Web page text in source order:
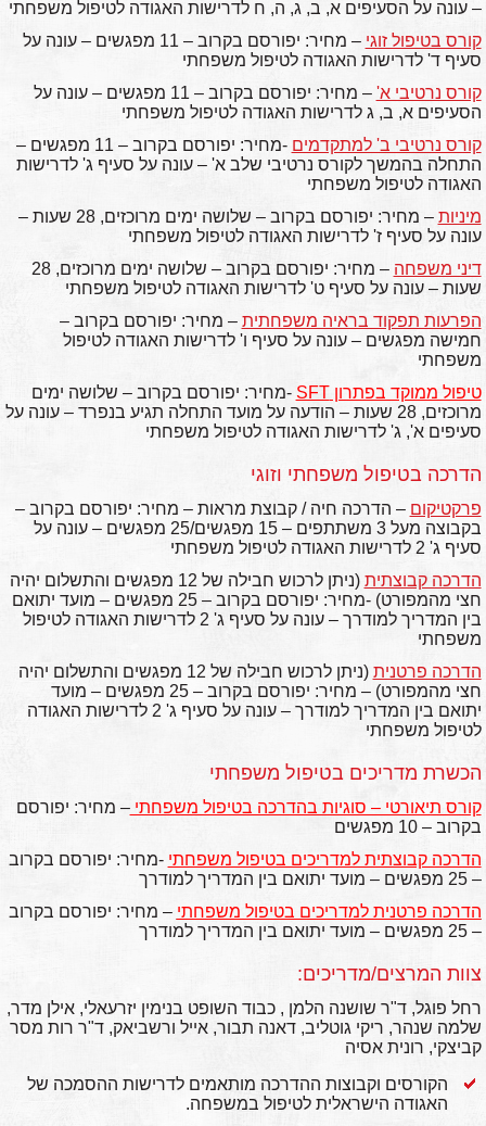
– עונה על הסעיפים א, ב, ג, ה, ח לדרישות האגודה לטיפול משפחתי
קורס בטיפול זוגי
– מחיר: יפורסם בקרוב – 11 מפגשים – עונה על
סעיף ד' לדרישות האגודה לטיפול משפחתי
קורס נרטיבי א'
– מחיר: יפורסם בקרוב – 11 מפגשים – עונה על
הסעיפים א, ב, ג לדרישות האגודה לטיפול משפחתי
קורס נרטיבי ב' למתקדמים
-מחיר: יפורסם בקרוב – 11 מפגשים –
התחלה בהמשך לקורס נרטיבי שלב א' – עונה על סעיף ג' לדרישות
האגודה לטיפול משפחתי
מיניות
– מחיר: יפורסם בקרוב – שלושה ימים מרוכזים, 28 שעות –
עונה על סעיף ז' לדרישות האגודה לטיפול משפחתי
דיני משפחה
– מחיר: יפורסם בקרוב – שלושה ימים מרוכזים, 28
שעות – עונה על סעיף ט' לדרישות האגודה לטיפול משפחתי
הפרעות תפקוד בראיה משפחתית – מחיר: יפורסם בקרוב –
חמישה מפגשים – עונה על סעיף ו' לדרישות האגודה לטיפול
משפחתי
טיפול ממוקד בפתרון SFT
-מחיר: יפורסם בקרוב – שלושה ימים
מרוכזים, 28 שעות – הודעה על מועד התחלה תגיע בנפרד – עונה על
סעיפים א', ג' לדרישות האגודה לטיפול משפחתי
הדרכה בטיפול משפחתי וזוגי
פרקטיקום – הדרכה חיה / קבוצת מראות – מחיר: יפורסם בקרוב –
בקבוצה מעל 3 משתתפים – 15 מפגשים/25 מפגשים – עונה על
סעיף ג' 2 לדרישות האגודה לטיפול משפחתי
הדרכה קבוצתית
(ניתן לרכוש חבילה של 12 מפגשים והתשלום יהיה
חצי מהמפורט) -מחיר: יפורסם בקרוב – 25 מפגשים – מועד יתואם
בין המדריך למודרך – עונה על סעיף ג' 2 לדרישות האגודה לטיפול
משפחתי
הדרכה פרטנית
(ניתן לרכוש חבילה של 12 מפגשים והתשלום יהיה
חצי מהמפורט) – מחיר: יפורסם בקרוב – 25 מפגשים – מועד
יתואם בין המדריך למודרך – עונה על סעיף ג' 2 לדרישות האגודה
לטיפול משפחתי
הכשרת מדריכים בטיפול משפחתי
קורס תיאורטי – סוגיות בהדרכה בטיפול משפחתי– מחיר: יפורסם
בקרוב – 10 מפגשים
הדרכה קבוצתית למדריכים בטיפול משפחתי -מחיר: יפורסם בקרוב
– 25 מפגשים – מועד יתואם בין המדריך למודרך
הדרכה פרטנית למדריכים בטיפול משפחתי – מחיר: יפורסם בקרוב
– 25 מפגשים – מועד יתואם בין המדריך למודרך
צוות המרצים/מדריכים:
רחל פוגל, ד"ר שושנה הלמן , כבוד השופט בנימין יזרעאלי, אילן מדר,
שלמה שנהר, ריקי גוטליב, דאנה תבור, אייל ורשביאק, ד"ר רות מסר
קביצקי, רונית אסיה
הקורסים וקבוצות ההדרכה מותאמים לדרישות ההסמכה של
האגודה הישראלית לטיפול במשפחה.